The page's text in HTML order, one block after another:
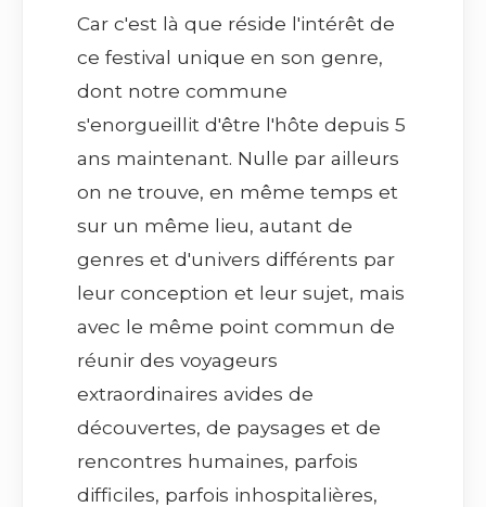
Car c'est là que réside l'intérêt de
ce festival unique en son genre,
dont notre commune
s'enorgueillit d'être l'hôte depuis 5
ans maintenant. Nulle par ailleurs
on ne trouve, en même temps et
sur un même lieu, autant de
genres et d'univers différents par
leur conception et leur sujet, mais
avec le même point commun de
réunir des voyageurs
extraordinaires avides de
découvertes, de paysages et de
rencontres humaines, parfois
difficiles, parfois inhospitalières,